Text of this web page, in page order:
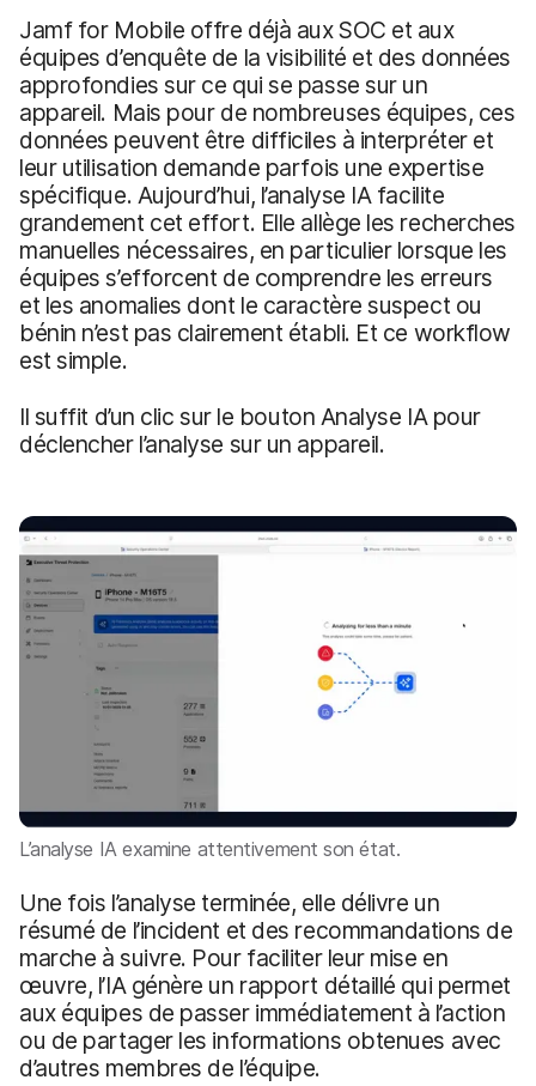
Jamf for Mobile offre déjà aux SOC et aux
équipes d’enquête de la visibilité et des données
approfondies sur ce qui se passe sur un
appareil. Mais pour de nombreuses équipes, ces
données peuvent être difficiles à interpréter et
leur utilisation demande parfois une expertise
spécifique. Aujourd’hui, l’analyse IA facilite
grandement cet effort. Elle allège les recherches
manuelles nécessaires, en particulier lorsque les
équipes s’efforcent de comprendre les erreurs
et les anomalies dont le caractère suspect ou
bénin n’est pas clairement établi. Et ce workflow
est simple.
Il suffit d’un clic sur le bouton Analyse IA pour
déclencher l’analyse sur un appareil.
L’analyse IA examine attentivement son état.
Une fois l’analyse terminée, elle délivre un
résumé de l’incident et des recommandations de
marche à suivre. Pour faciliter leur mise en
œuvre, l’IA génère un rapport détaillé qui permet
aux équipes de passer immédiatement à l’action
ou de partager les informations obtenues avec
d’autres membres de l’équipe.